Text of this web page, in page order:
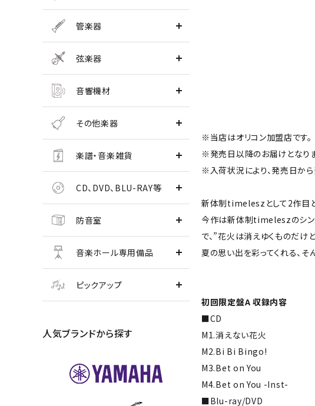
管楽器
弦楽器
音響機材
その他楽器
楽譜・音楽雑貨
CD、DVD、BLU-RAY等
防音室
音楽ホール専用備品
ピックアップ
人気ブランドから探す
※当店はオリコン加盟店です。
※発売日以降のお届けとなりま
※入荷状況により、発売日か
新体制timeleszとして2作目と
今作は新体制timeleszのシン
で、”花火は消えゆくものだけ
夏の思い出を彩ってくれる、そ
初回限定盤A 収録内容
■CD
M1.消えない花火
M2.Bi Bi Bingo!
M3.Bet on You
M4.Bet on You -Inst-
■Blu-ray/DVD